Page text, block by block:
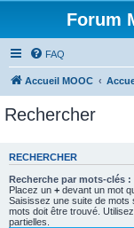
Forum
FAQ
Accueil MOOC
Rechercher
RECHERCHER
Recherche par mots-clés :
Placez un + devant un mot
Saisissez une suite de mots
mots doit être trouvé.
partielles.